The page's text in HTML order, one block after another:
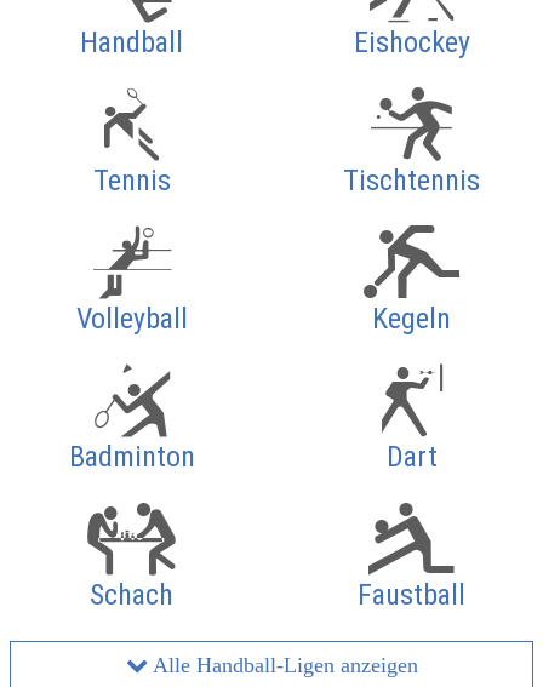
Handball Eishockey
Tennis Tischtennis
Volleyball Kegeln
Badminton Dart
Schach Faustball
Alle Handball-Ligen anzeigen